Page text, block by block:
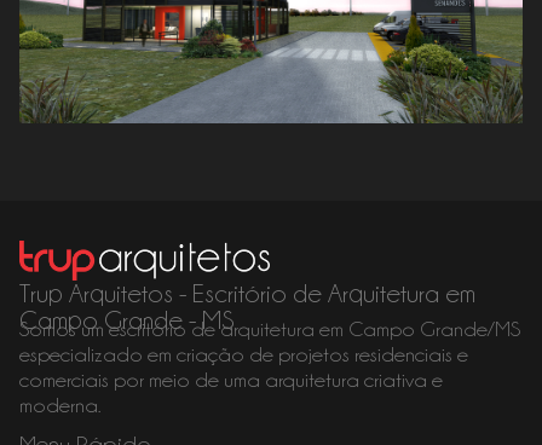
Trup Arquitetos - Escritório de Arquitetura em
Campo Grande - MS
Somos umescritório de arquitetura em Campo Grande/MS
especializado em criação de projetos residenciais e
comerciais por meio de uma arquitetura criativa e
moderna.